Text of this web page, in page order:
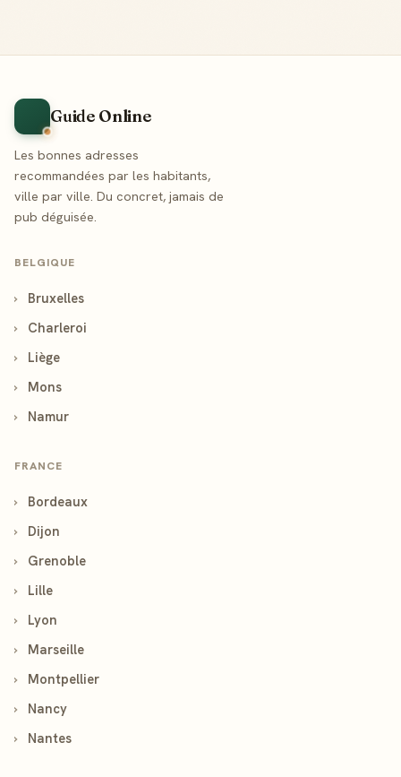
Guide Online
Les bonnes adresses
recommandées par les habitants,
ville par ville. Du concret, jamais de
pub déguisée.
BELGIQUE
›
Bruxelles
›
Charleroi
›
Liège
›
Mons
›
Namur
FRANCE
›
Bordeaux
›
Dijon
›
Grenoble
›
Lille
›
Lyon
›
Marseille
›
Montpellier
›
Nancy
›
Nantes